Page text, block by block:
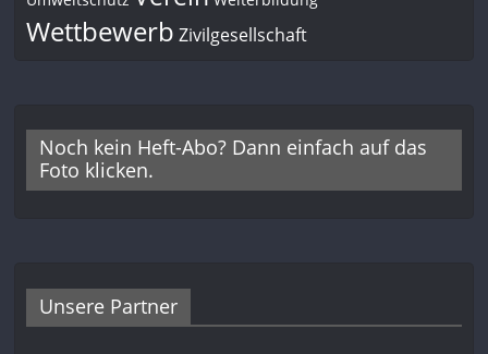
Wettbewerb Zivilgesellschaft
Noch kein Heft-Abo? Dann einfach auf das
Foto klicken.
Unsere Partner